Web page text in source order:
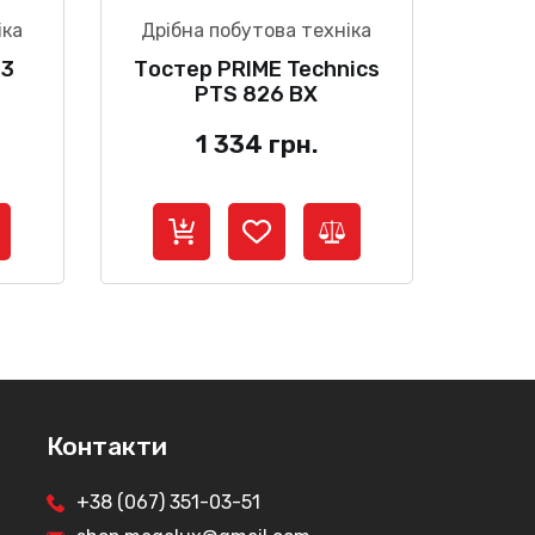
Дрібна побутова техніка
Тостер PRIME Technics
PTS 826 BX
1 334 грн.
Контакти
+38 (067) 351-03-51